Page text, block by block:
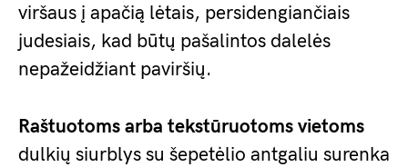
viršaus į apačią lėtais, persidengiančiais
judesiais, kad būtų pašalintos dalelės
nepažeidžiant paviršių.
Raštuotoms arba tekstūruotoms vietoms
dulkių siurblys su šepetėlio antgaliu surenka